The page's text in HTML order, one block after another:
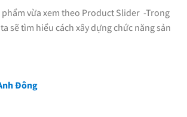
vừa xem theo Product Slider -Trong
sẽ tìm hiểu cách xây dựng chức năng sản
Đông